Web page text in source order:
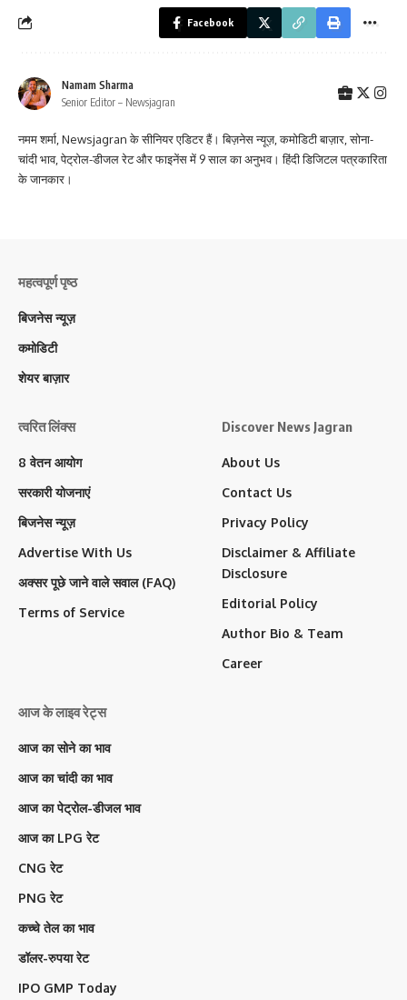
Facebook
Namam Sharma
Senior Editor – Newsjagran
नमम शर्मा, Newsjagran के सीनियर एडिटर हैं। बिज़नेस न्यूज़, कमोडिटी बाज़ार, सोना-
चांदी भाव, पेट्रोल-डीजल रेट और फाइनेंस में 9 साल का अनुभव। हिंदी डिजिटल पत्रकारिता
के जानकार।
महत्वपूर्ण पृष्ठ
बिजनेस न्यूज़
कमोडिटी
शेयर बाज़ार
त्वरित लिंक्स
8 वेतन आयोग
सरकारी योजनाएं
बिजनेस न्यूज़
Advertise With Us
अक्सर पूछे जाने वाले सवाल (FAQ)
Terms of Service
Discover News Jagran
About Us
Contact Us
Privacy Policy
Disclaimer & Affiliate
Disclosure
Editorial Policy
Author Bio & Team
Career
आज के लाइव रेट्स
आज का सोने का भाव
आज का चांदी का भाव
आज का पेट्रोल-डीजल भाव
आज का LPG रेट
CNG रेट
PNG रेट
कच्चे तेल का भाव
डॉलर-रुपया रेट
IPO GMP Today